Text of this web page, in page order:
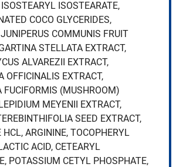
ISOSTEARYL ISOSTEARATE,
COCO GLYCERIDES,
COMMUNIS FRUIT
STELLATA EXTRACT,
ALVAREZII EXTRACT,
OFFICINALIS EXTRACT,
FUCIFORMIS (MUSHROOM)
MEYENII EXTRACT,
SEED EXTRACT,
HCL, ARGININE, TOCOPHERYL
ACID, CETEARYL
POTASSIUM CETYL PHOSPHATE,